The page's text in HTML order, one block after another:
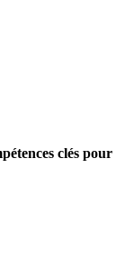
clés pour